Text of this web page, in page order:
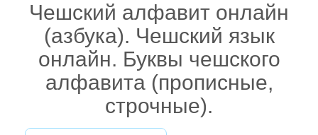
Чешский алфавит онлайн
(азбука). Чешский язык
онлайн. Буквы чешского
алфавита (прописные,
строчные).